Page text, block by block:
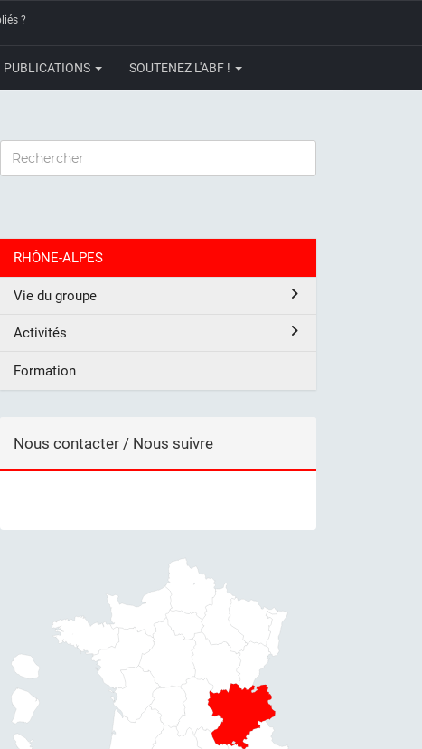
?
PUBLICATIONS SOUTENEZ L'ABF !
RECHERCHER
RHÔNE-ALPES
Vie du groupe
Activités
Formation
Nous contacter / Nous suivre